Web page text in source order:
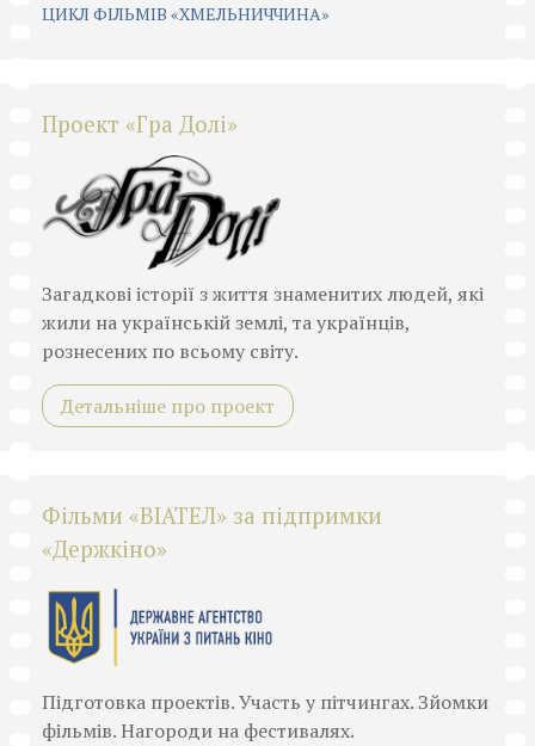
ЦИКЛ ФІЛЬМІВ «ХМЕЛЬНИЧЧИНА»
Проект «Гра Долі»
Загадкові історії з життя знаменитих людей, які
жили на українській землі, та українців,
рознесених по всьому світу.
Детальніше про проект
Фільми «ВІАТЕЛ» за підпримки
«Держкіно»
Підготовка проектів. Участь у пітчингах. Зйомки
фільмів. Нагороди на фестивалях.